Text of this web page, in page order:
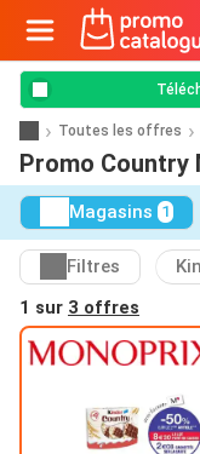
Toutes les offres
Promo Country
Magasins 1
Filtres
1 sur 3 offres